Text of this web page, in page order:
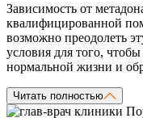
Зависимость от
квалифицированной
возможно преодолеть
условия для того,
нормальной жизни и
Читать полностью